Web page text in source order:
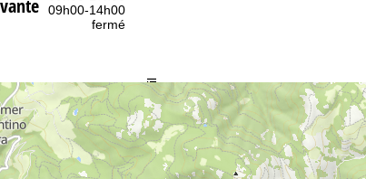
09h00-14h00
fermé
Conseil